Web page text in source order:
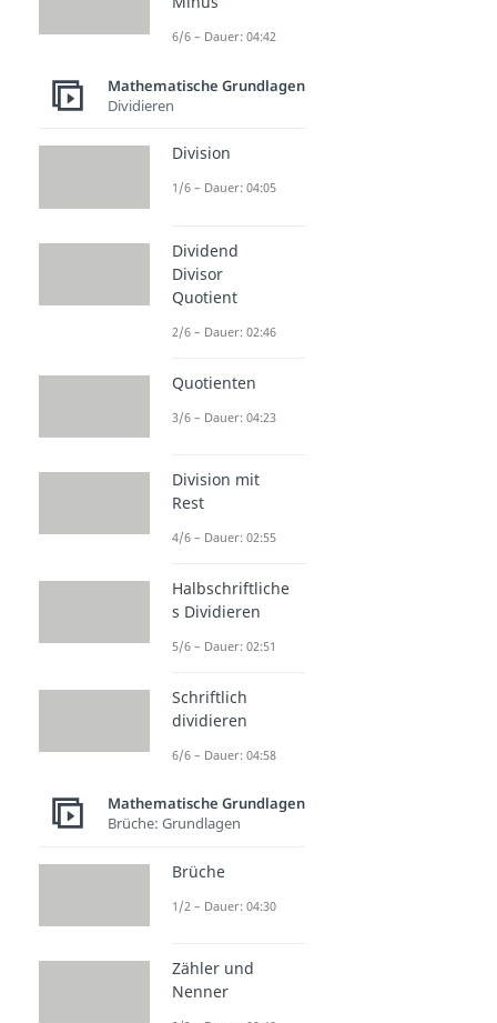
6/6 – Dauer: 04:42
Mathematische Grundlagen
Dividieren
Division
1/6 – Dauer: 04:05
Dividend
Divisor
Quotient
2/6 – Dauer: 02:46
Quotienten
3/6 – Dauer: 04:23
Division mit
Rest
4/6 – Dauer: 02:55
Halbschriftliche
s Dividieren
5/6 – Dauer: 02:51
Schriftlich
dividieren
6/6 – Dauer: 04:58
Mathematische Grundlagen
Brüche: Grundlagen
Brüche
1/2 – Dauer: 04:30
Zähler und
Nenner